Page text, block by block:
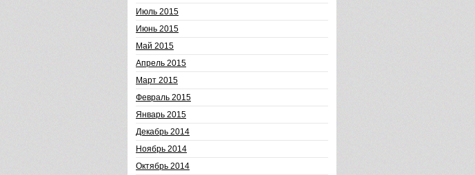
Июль 2015
Июнь 2015
Май 2015
Апрель 2015
Март 2015
Февраль 2015
Январь 2015
Декабрь 2014
Ноябрь 2014
Октябрь 2014